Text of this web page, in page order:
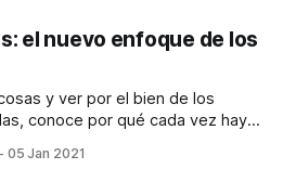
el nuevo enfoque de los
y ver por el bien de los
conoce por qué cada vez hay
05 Jan 2021